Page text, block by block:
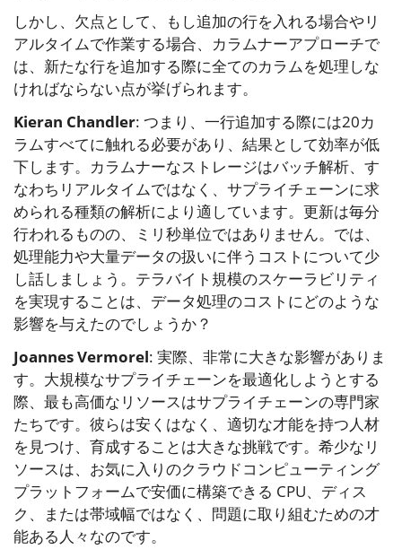
しかし、欠点として、もし追加の行を入れる場合やリ
アルタイムで作業する場合、カラムナーアプローチで
は、新たな行を追加する際に全てのカラムを処理しな
ければならない点が挙げられます。
Kieran Chandler: つまり、一行追加する際には20カ
ラムすべてに触れる必要があり、結果として効率が低
下します。カラムナーなストレージはバッチ解析、す
なわちリアルタイムではなく、サプライチェーンに求
められる種類の解析により適しています。更新は毎分
行われるものの、ミリ秒単位ではありません。では、
処理能力や大量データの扱いに伴うコストについて少
し話しましょう。テラバイト規模のスケーラビリティ
を実現することは、データ処理のコストにどのような
影響を与えたのでしょうか？
Joannes Vermorel: 実際、非常に大きな影響がありま
す。大規模なサプライチェーンを最適化しようとする
際、最も高価なリソースはサプライチェーンの専門家
たちです。彼らは安くはなく、適切な才能を持つ人材
を見つけ、育成することは大きな挑戦です。希少なリ
ソースは、お気に入りのクラウドコンピューティング
プラットフォームで安価に構築できる CPU、ディス
ク、または帯域幅ではなく、問題に取り組むための才
能ある人々なのです。